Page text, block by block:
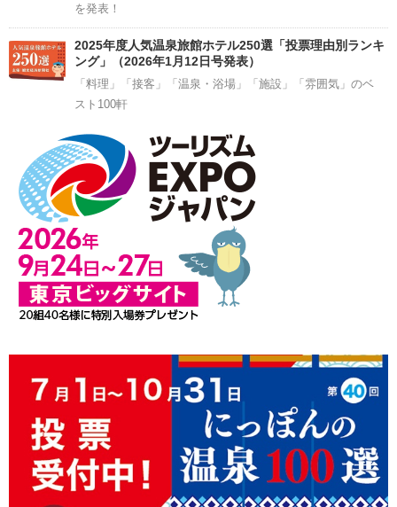
を発表！
2025年度人気温泉旅館ホテル250選「投票理由別ランキ
ング」（2026年1月12日号発表）
「料理」「接客」「温泉・浴場」「施設」「雰囲気」のベ
スト100軒